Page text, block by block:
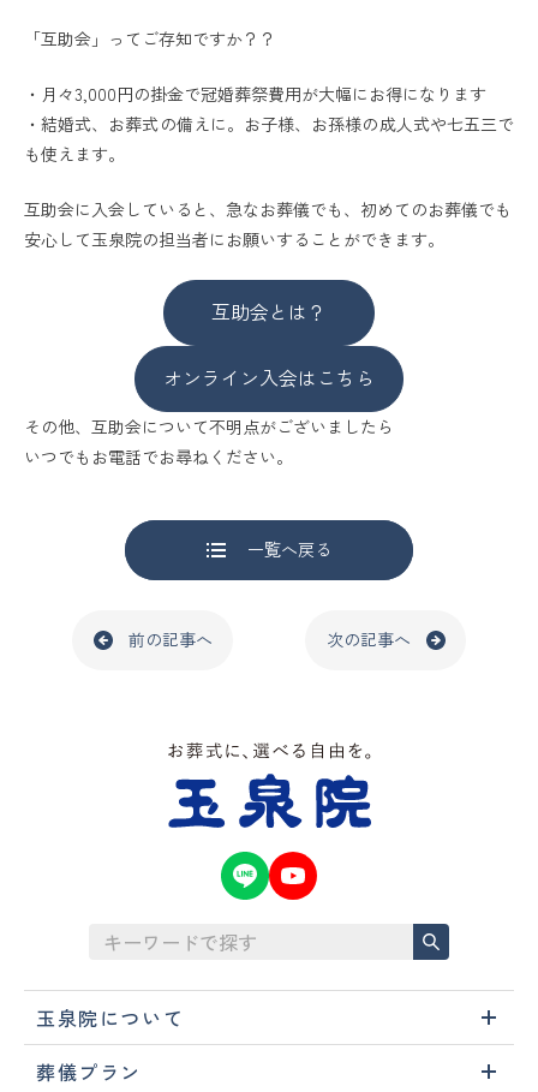
「互助会」ってご存知ですか？？
・月々3,000円の掛金で冠婚葬祭費用が大幅にお得になります
・結婚式、お葬式の備えに。お子様、お孫様の成人式や七五三で
も使えます。
互助会に入会していると、急なお葬儀でも、初めてのお葬儀でも
安心して玉泉院の担当者にお願いすることができます。
互助会とは？
オンライン入会はこちら
その他、互助会について不明点がございましたら
いつでもお電話でお尋ねください。
一覧へ戻る
前の記事へ 次の記事へ
玉泉院について
葬儀プラン